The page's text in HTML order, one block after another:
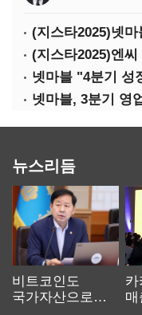
넷마블 "4분기
넷마블, 3분기 영
뉴스리듬
비트코인도
국가자산으로…'
카
매